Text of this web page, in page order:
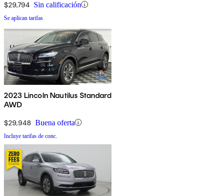
$29,794 Sin calificación
Se aplican tarifas
2023 Lincoln Nautilus Standard
AWD
$29,948 Buena oferta
Incluye tarifas de conc.